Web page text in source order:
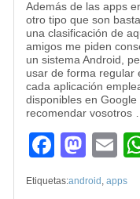
Además de las apps
otro tipo que son
una clasificación de
amigos me piden
un sistema Android,
usar de forma regular
cada aplicación
disponibles en
recomendar vosotros …
Etiquetas:android , apps